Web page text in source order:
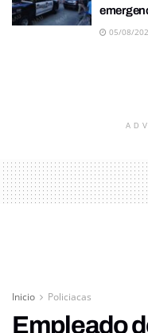
05/08/
Inicio Policiacas
Empleado